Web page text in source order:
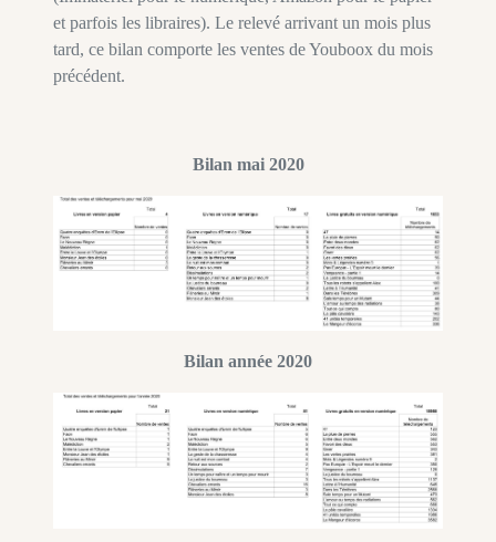
et parfois les libraires). Le relevé arrivant un mois plus
tard, ce bilan comporte les ventes de Youboox du mois
précédent.
Bilan mai 2020
Bilan année 2020